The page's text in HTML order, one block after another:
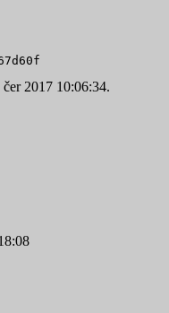
čer 2017 10:06:34.